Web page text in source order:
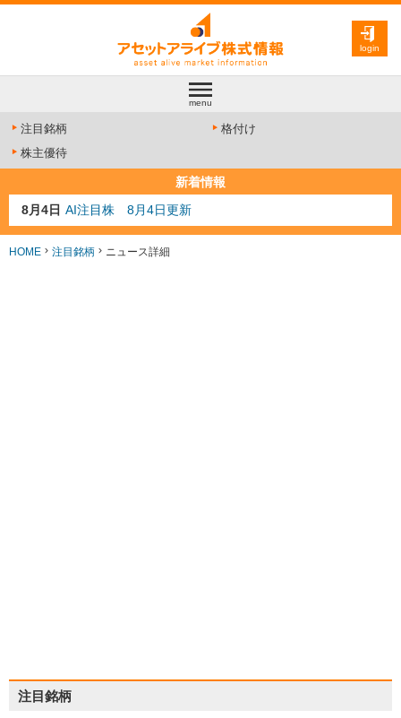
login
menu
注目銘柄
格付け
株主優待
新着情報
8月4日 AI注目株 8月4日更新
8月3日 人気業種注目株 8月3日更新
8月2日 金融注目株 8月2日更新
HOME 注目銘柄 ニュース詳細
注目銘柄